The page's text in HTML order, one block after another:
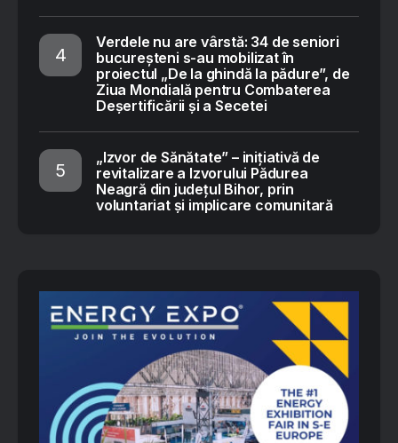
Verdele nu are vârstă: 34 de seniori
bucureșteni s-au mobilizat în
proiectul „De la ghindă la pădure”, de
Ziua Mondială pentru Combaterea
Deșertificării și a Secetei
„Izvor de Sănătate” – inițiativă de
revitalizare a Izvorului Pădurea
Neagră din județul Bihor, prin
voluntariat și implicare comunitară